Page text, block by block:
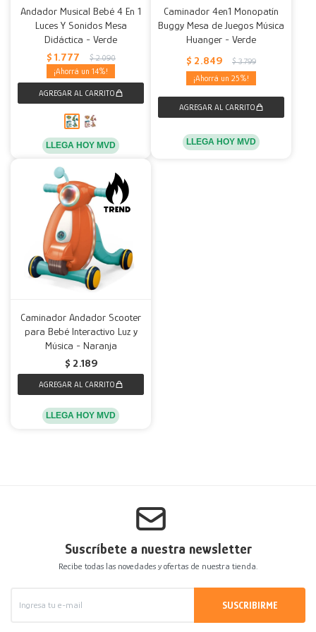
Andador Musical Bebé 4 En 1
Luces Y Sonidos Mesa
Didáctica - Verde
$ 1.777 $ 2.090
14
LLEGA HOY MVD
Caminador 4en1 Monopatín
Buggy Mesa de Juegos Música
Huanger - Verde
$ 2.849 $ 3.799
25
LLEGA HOY MVD
Caminador Andador Scooter
para Bebé Interactivo Luz y
Música - Naranja
$ 2.189
LLEGA HOY MVD
Suscríbete a nuestra newsletter
Recibe todas las novedades y ofertas de nuestra tienda.
SUSCRIBIRME
Mesas
Calefactores
Acolchados y Frazadas
Fundas
Decoración
Accesorios para el hogar
Herramientas
Accesorios
Muebles Infantiles